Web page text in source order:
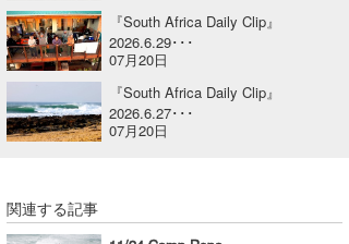
『South Africa Daily Clip』
2026.6.29･･･
07月20日
『South Africa Daily Clip』
2026.6.27･･･
07月20日
関連する記事
喜納海人
KID
KOBU
KY
MIN
OYZ